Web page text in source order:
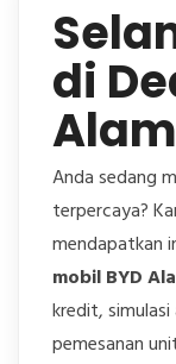
di
Anda sedang
terpercaya?
mendapatkan
mobil BYD
kredit, simulasi
pemesanan